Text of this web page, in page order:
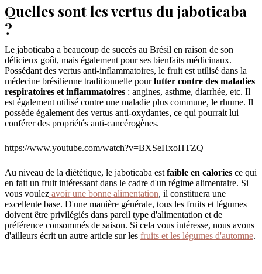
Quelles sont les vertus du jaboticaba
?
Le jaboticaba a beaucoup de succès au Brésil en raison de son
délicieux goût, mais également pour ses bienfaits médicinaux.
Possédant des vertus anti-inflammatoires, le fruit est utilisé dans la
médecine brésilienne traditionnelle pourlutter contre des maladies
respiratoires et inflammatoires : angines, asthme, diarrhée, etc. Il
est également utilisé contre une maladie plus commune, le rhume. Il
possède également des vertus anti-oxydantes, ce qui pourrait lui
conférer des propriétés anti-cancérogènes.
https://www.youtube.com/watch?v=BXSeHxoHTZQ
Au niveau de la diététique, le jaboticaba est faible en calories ce qui
en fait un fruit intéressant dans le cadre d'un régime alimentaire. Si
vous voulez avoir une bonne alimentation, il constituera une
excellente base. D'une manière générale, tous les fruits et légumes
doivent être privilégiés dans pareil type d'alimentation et de
préférence consommés de saison. Si cela vous intéresse, nous avons
d'ailleurs écrit un autre article sur les fruits et les légumes d'automne.